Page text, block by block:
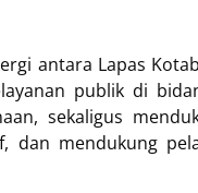
antara Lapas
publik di
sekaligus
dan mendukung